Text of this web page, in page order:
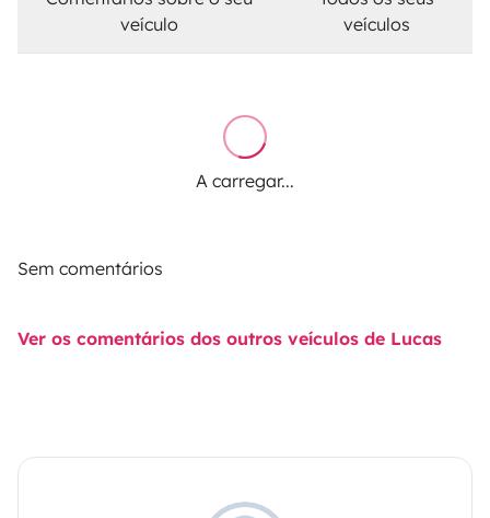
veículo
veículos
A carregar...
Sem comentários
Ver os comentários dos outros veículos de Lucas